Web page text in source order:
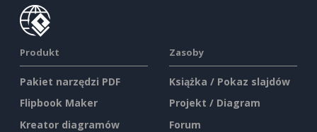
Produkt
Pakiet narzędzi PDF
Flipbook Maker
Kreator diagramów
Zasoby
Książka / Pokaz slajdów
Projekt / Diagram
Forum